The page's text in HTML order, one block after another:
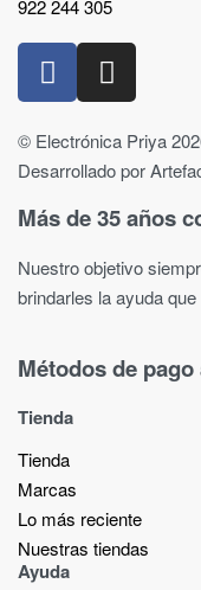
922 244 305
© Electrónica Priya
Desarrollado por
Más de 35 años
Nuestro objetivo
brindarles la ayuda
Métodos de
Tienda
Tienda
Marcas
Lo más reciente​
Nuestras tiendas​
Ayuda